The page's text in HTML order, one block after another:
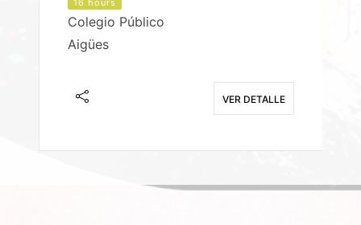
Colegio Público
Aigües
VER DETALLE